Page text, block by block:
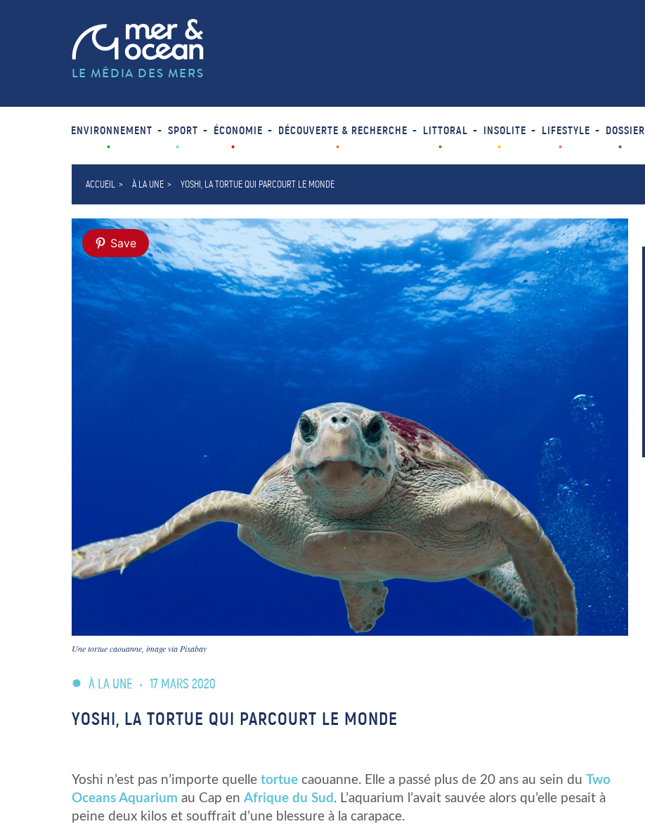
LE MÉDIA DES MERS
ENVIRONNEMENT SPORT ÉCONOMIE DÉCOUVERTE & RECHERCHE LITTORAL INSOLITE LIFESTYLE DOSSIER
ACCUEIL À LA UNE YOSHI, LA TORTUE QUI PARCOURT LE MONDE
Save
Une tortue caouanne, image via Pixabay
À LA UNE • 17 MARS 2020
YOSHI, LA TORTUE QUI PARCOURT LE MONDE
Yoshi n’est pas n’importe quelle tortue caouanne. Elle a passé plus de 20 ans au sein du Two
Oceans Aquarium au Cap en Afrique du Sud . L’aquarium l’avait sauvée alors qu’elle pesait à
peine deux kilos et souffrait d’une blessure à la carapace.